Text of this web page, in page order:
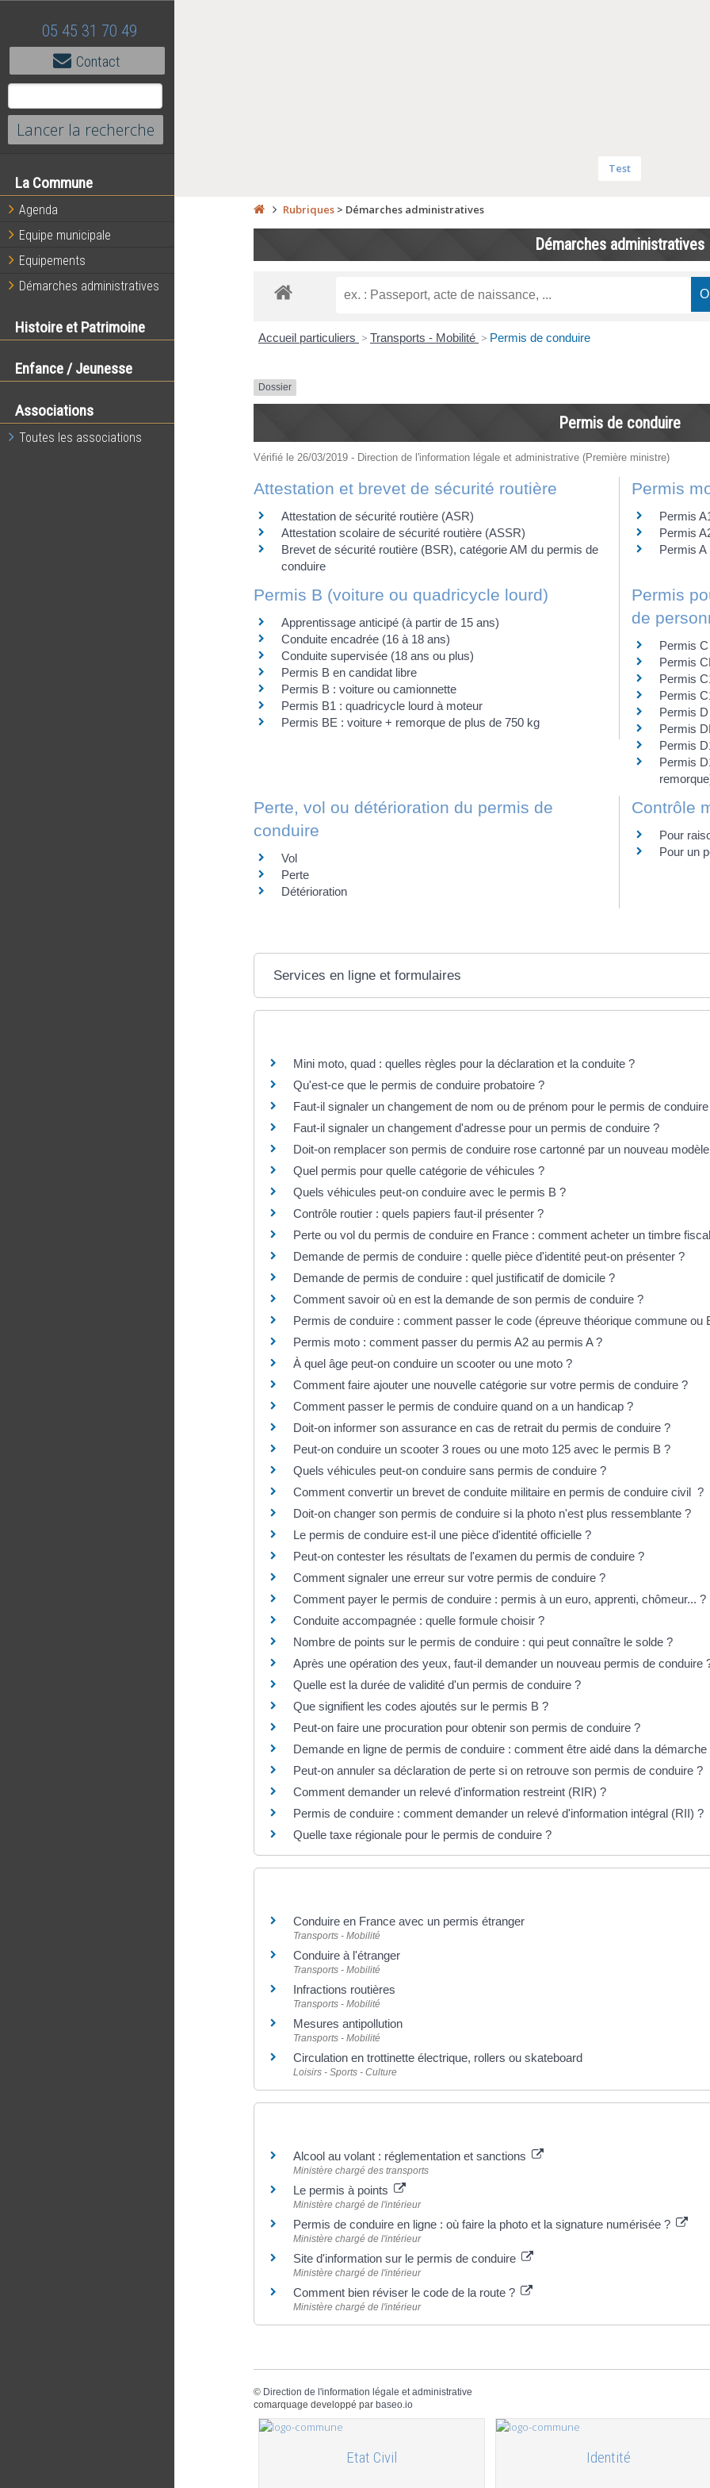
05 45 31 70 49
Contact
La Commune
Agenda
Equipe municipale
Equipements
Démarches administratives
Histoire et Patrimoine
Enfance / Jeunesse
Associations
Toutes les associations
Test
Rubriques> Démarches administratives
Démarches administratives
Accueil particuliers > Transports - Mobilité > Permis de conduire
Dossier
Permis de conduire
Vérifié le 26/03/2019 - Direction de l'information légale et administrative (Première ministre)
Attestation et brevet de sécurité routière
Attestation de sécurité routière (ASR)
Attestation scolaire de sécurité routière (ASSR)
Brevet de sécurité routière (BSR), catégorie AM du permis de
conduire
Permis
Permis
Permis
Permis
Permis B (voiture ou quadricycle lourd)
Apprentissage anticipé (à partir de 15 ans)
Conduite encadrée (16 à 18 ans)
Conduite supervisée (18 ans ou plus)
Permis B en candidat libre
Permis B : voiture ou camionnette
Permis B1 : quadricycle lourd à moteur
Permis BE : voiture + remorque de plus de 750 kg
Permis
de
Permis
Permis
Permis
Permis
Permis
Permis
Permis
Permis
Perte, vol ou détérioration du permis de
conduire
Vol
Perte
Détérioration
Contrôle
Pour
Pour un
Services en ligne et formulaires
Mini moto, quad : quelles règles pour la déclaration et la conduite ?
Qu'est-ce que le permis de conduire probatoire ?
Faut-il signaler un changement de nom ou de prénom pour le permis de
Faut-il signaler un changement d'adresse pour un permis de conduire ?
Doit-on remplacer son permis de conduire rose cartonné par un nouveau
Quel permis pour quelle catégorie de véhicules ?
Quels véhicules peut-on conduire avec le permis B ?
Contrôle routier : quels papiers faut-il présenter ?
Perte ou vol du permis de conduire en France : comment acheter un timbre
Demande de permis de conduire : quelle pièce d'identité peut-on présenter ?
Demande de permis de conduire : quel justificatif de domicile ?
Comment savoir où en est la demande de son permis de conduire ?
Permis de conduire : comment passer le code (épreuve théorique commune ou
Permis moto : comment passer du permis A2 au permis A ?
À quel âge peut-on conduire un scooter ou une moto ?
Comment faire ajouter une nouvelle catégorie sur votre permis de conduire ?
Comment passer le permis de conduire quand on a un handicap ?
Doit-on informer son assurance en cas de retrait du permis de conduire ?
Peut-on conduire un scooter 3 roues ou une moto 125 avec le permis B ?
Quels véhicules peut-on conduire sans permis de conduire ?
Comment convertir un brevet de conduite militaire en permis de conduire civil ?
Doit-on changer son permis de conduire si la photo n'est plus ressemblante ?
Le permis de conduire est-il une pièce d'identité officielle ?
Peut-on contester les résultats de l'examen du permis de conduire ?
Comment signaler une erreur sur votre permis de conduire ?
Comment payer le permis de conduire : permis à un euro, apprenti, chômeur... ?
Conduite accompagnée : quelle formule choisir ?
Nombre de points sur le permis de conduire : qui peut connaître le solde ?
Après une opération des yeux, faut-il demander un nouveau permis de conduire
Quelle est la durée de validité d'un permis de conduire ?
Que signifient les codes ajoutés sur le permis B ?
Peut-on faire une procuration pour obtenir son permis de conduire ?
Demande en ligne de permis de conduire : comment être aidé dans la démarche
Peut-on annuler sa déclaration de perte si on retrouve son permis de conduire ?
Comment demander un relevé d'information restreint (RIR) ?
Permis de conduire : comment demander un relevé d'information intégral (RII) ?
Quelle taxe régionale pour le permis de conduire ?
Conduire en France avec un permis étranger
Transports - Mobilité
Conduire à l'étranger
Transports - Mobilité
Infractions routières
Transports - Mobilité
Mesures antipollution
Transports - Mobilité
Circulation en trottinette électrique, rollers ou skateboard
Loisirs - Sports - Culture
Alcool au volant : réglementation et sanctions
Ministère chargé des transports
Le permis à points
Ministère chargé de l'intérieur
Permis de conduire en ligne : où faire la photo et la signature numérisée ?
Ministère chargé de l'intérieur
Site d'information sur le permis de conduire
Ministère chargé de l'intérieur
Comment bien réviser le code de la route ?
Ministère chargé de l'intérieur
© Direction de l'information légale et administrative
comarquage developpé par baseo.io
Etat Civil Identité